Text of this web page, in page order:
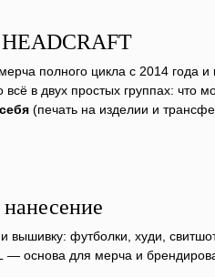
HEADCRAFT
полного цикла с 2014 года
в двух простых группах: что
(печать на изделии и
вышивку: футболки, худи,
— основа для мерча и